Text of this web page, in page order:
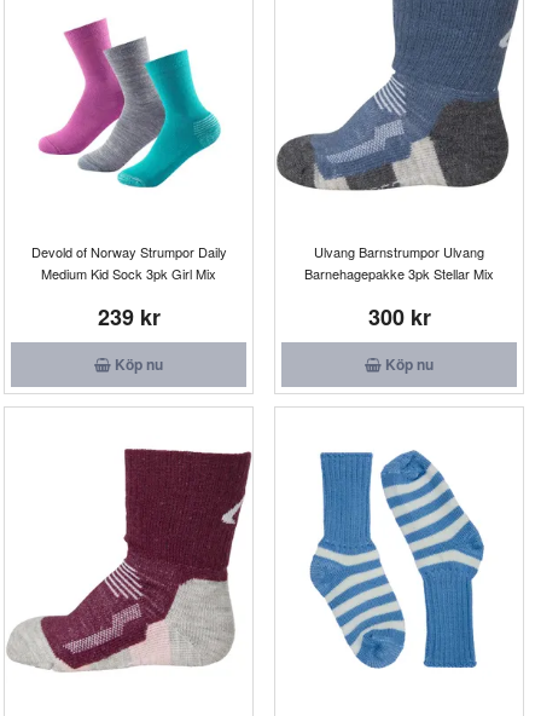
Devold of Norway Strumpor Daily
Medium Kid Sock 3pk Girl Mix
239 kr
Köp nu
Ulvang Barnstrumpor Ulvang
Barnehagepakke 3pk Stellar Mix
300 kr
Köp nu